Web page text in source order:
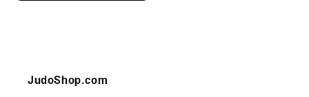
JudoShop.com